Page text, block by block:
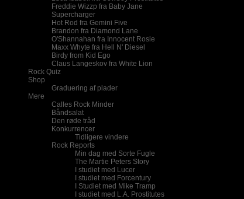
Freddie Wizzp fra Baby Jane
Supercharger
Hot Rod fra Gemini Five
Brandon fra Diamond Lane
O'Shannahan fra Innocent Rosie
Maxx Whyte fra Hell N' Diesel
Birdy from Kid Ego
Claus Langeskov fra White Lion
Rock Quiz
Shop
Graduering af plader
Mere
Calles Rock Minder
Båndsalat
Den røde tråd
Konkurrencer
Tidligere vindere
Rock Reports
Min dag med Sorte Fugle
The Martie Peters Story
I studiet med Lucer
I studiet med Forcentury
I Studiet med Mike Tramp
I studiet med L.A. Prostitutes